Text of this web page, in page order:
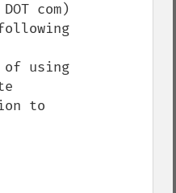
com)
of using
to